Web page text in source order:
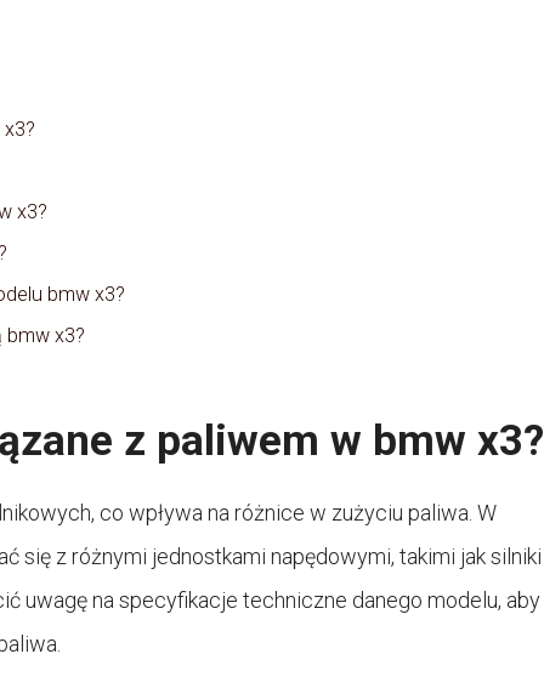
x3?
bmw x3?
bmw x3?
z paliwem w bmw x3?
co wpływa na różnice w zużyciu paliwa. W
się z różnymi jednostkami napędowymi, takimi jak silniki
uwagę na specyfikacje techniczne danego modelu, aby